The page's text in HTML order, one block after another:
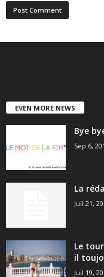
EVEN MORE NEWS
Bye
Sep 6,
La
Juil 21,
Le
il
Juil 19,